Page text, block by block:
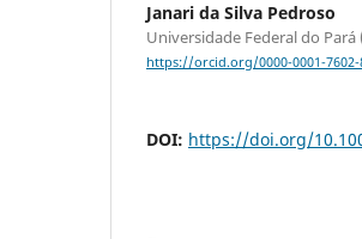
Janari da Silva Pedroso
Universidade Federal do Pará
https://orcid.org/0000-0001-7602-
DOI: https://doi.org/